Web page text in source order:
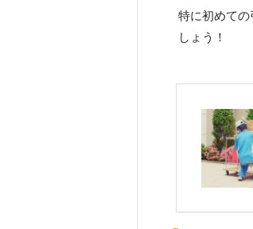
特に初めて
しょう！